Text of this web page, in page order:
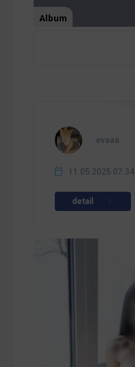
Album
evaaa
11.05.2025 07:34
detail